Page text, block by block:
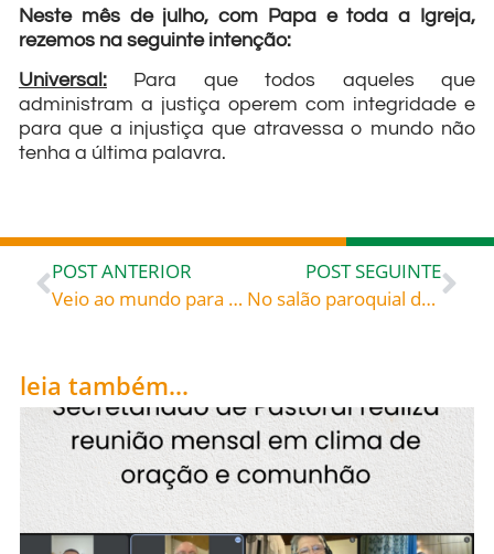
Neste mês de julho, com Papa e toda a Igreja,
rezemos na seguinte intenção:
Universal:Para que todos aqueles que
administram a justiça operem com integridade e
para que a injustiça que atravessa o mundo não
tenha a última palavra.
POST ANTERIOR
Veio ao mundo para reinar, desfrutando de todos os títulos e benesses que uma corte imperial pode proporcionar ao seu futuro soberano, com os luxos e diversões em abundância. Por isso foi uma grata surpresa para os súditos verem que o jovem se resguardou da perdição pela esmerada criação dada por sua mãe: Santo Henrique II e Santa Cunegundes, Imperadores (973-1024), celebrados hoje, 13, rogai por todos nós!
POST SEGUINTE
No salão paroquial da Paróquia São Francisco de Assis, Blumenau, neste sábado, 13.07, reuniu-se o Conselho Diocesano de Pastoral – Imagens: Pe. Marcelo Martendal
leia também...